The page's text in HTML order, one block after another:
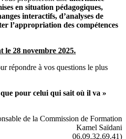
en situation pédagogiques,
interactifs, d’analyses de
l’appropriation des compétences
le 28 novembre 2025.
répondre à vos questions le plus
pour celui qui sait où il va »
de la Commission de Formation
Kamel Saïdani
06.09.32.69.41)